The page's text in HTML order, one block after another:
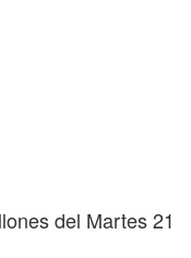
del Martes 21